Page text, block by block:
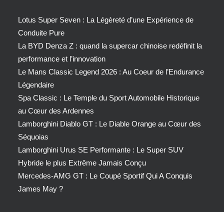
Lotus Super Seven : La Légèreté d’une Expérience de
Conduite Pure
La BYD Denza Z : quand la supercar chinoise redéfinit la
performance et l’innovation
Le Mans Classic Legend 2026 : Au Coeur de l’Endurance
Légendaire
Spa Classic : Le Temple du Sport Automobile Historique
au Cœur des Ardennes
Lamborghini Diablo GT : Le Diable Orange au Cœur des
Séquoias
Lamborghini Urus SE Performante : Le Super SUV
Hybride le plus Extrême Jamais Conçu
Mercedes-AMG GT : Le Coupé Sportif Qui A Conquis
James May ?